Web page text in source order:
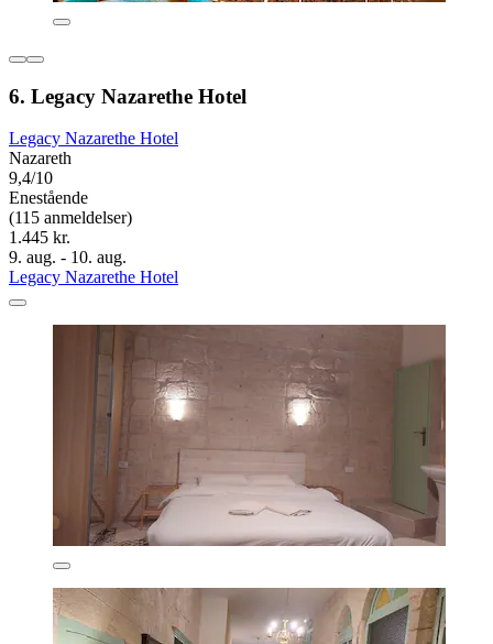
6. Legacy Nazarethe Hotel
Legacy Nazarethe Hotel
Nazareth
9,4/10
Enestående
(115 anmeldelser)
1.445 kr.
9. aug. - 10. aug.
Legacy Nazarethe Hotel